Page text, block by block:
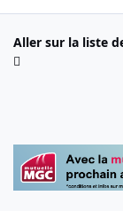
Aller sur la liste